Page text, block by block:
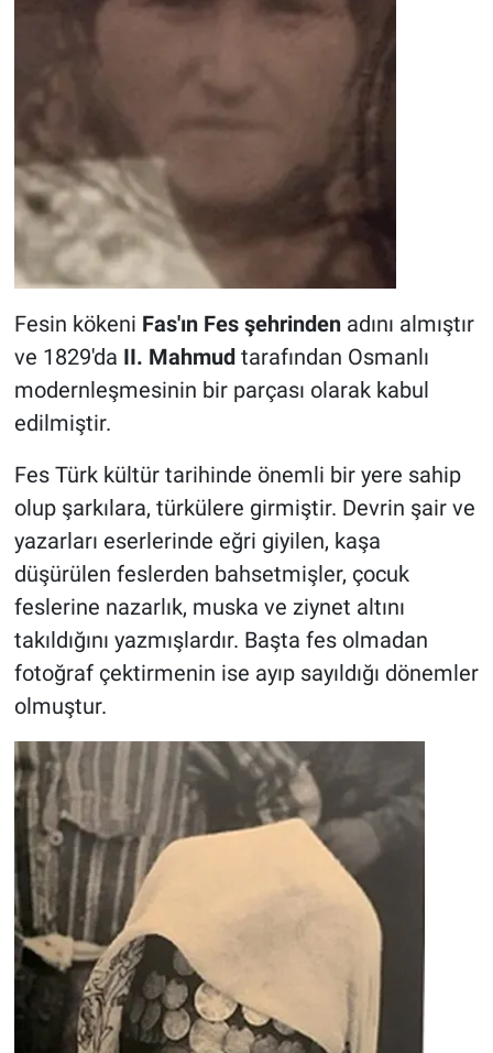
Fesin kökeni Fas'ın Fes şehrindenadını almıştır
ve 1829'da II. Mahmud tarafından Osmanlı
modernleşmesinin bir parçası olarak kabul
edilmiştir.
Fes Türk kültür tarihinde önemli bir yere sahip
olup şarkılara, türkülere girmiştir. Devrin şair ve
yazarları eserlerinde eğri giyilen, kaşa
düşürülen feslerden bahsetmişler, çocuk
feslerine nazarlık, muska ve ziynet altını
takıldığını yazmışlardır. Başta fes olmadan
fotoğraf çektirmenin ise ayıp sayıldığı dönemler
olmuştur.